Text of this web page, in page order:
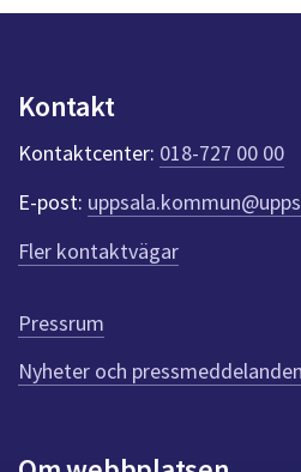
n
k
t
e
r
f
ö
r
e
n
n
a
Kontakt
Kontaktcenter: 018-727 00 00
E-post:
Fler kontaktvägar
Pressrum
Nyheter och pressmeddelanden